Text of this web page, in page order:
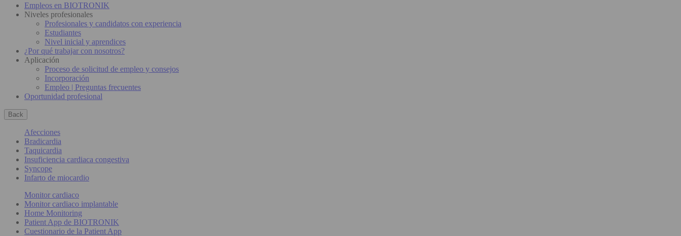
Empleos en BIOTRONIK
Niveles profesionales
Profesionales y candidatos con experiencia
Estudiantes
Nivel inicial y aprendices
¿Por qué trabajar con nosotros?
Aplicación
Proceso de solicitud de empleo y consejos
Incorporación
Empleo | Preguntas frecuentes
Oportunidad profesional
Back
Afecciones
Bradicardia
Taquicardia
Insuficiencia cardiaca congestiva
Syncope
Infarto de miocardio
Monitor cardiaco
Monitor cardiaco implantable
Home Monitoring
Patient App de BIOTRONIK
Cuestionario de la Patient App